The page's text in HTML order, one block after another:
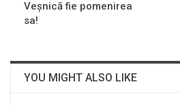
Veşnică fie pomenirea
sa!
YOU MIGHT ALSO LIKE